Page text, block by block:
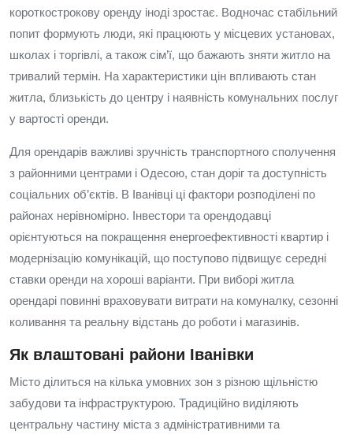
короткострокову оренду іноді зростає. Водночас стабільний
попит формують люди, які працюють у місцевих установах,
школах і торгівлі, а також сім’ї, що бажають зняти житло на
тривалий термін. На характеристики цін впливають стан
житла, близькість до центру і наявність комунальних послуг
у вартості оренди.
Для орендарів важливі зручність транспортного сполучення
з районними центрами і Одесою, стан доріг та доступність
соціальних об’єктів. В Іванівці ці фактори розподілені по
районах нерівномірно. Інвестори та орендодавці
орієнтуються на покращення енергоефективності квартир і
модернізацію комунікацій, що поступово підвищує середні
ставки оренди на хороші варіанти. При виборі житла
орендарі повинні враховувати витрати на комуналку, сезонні
коливання та реальну відстань до роботи і магазинів.
Як влаштовані райони Іванівки
Місто ділиться на кілька умовних зон з різною щільністю
забудови та інфраструктурою. Традиційно виділяють
центральну частину міста з адміністративними та